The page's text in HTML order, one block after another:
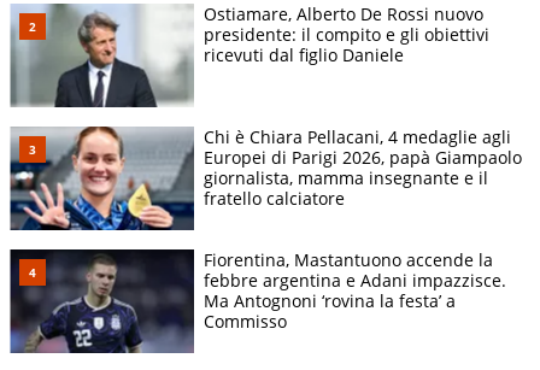
Ostiamare, Alberto De Rossi nuovo
presidente: il compito e gli obiettivi
ricevuti dal figlio Daniele
Chi è Chiara Pellacani, 4 medaglie agli
Europei di Parigi 2026, papà Giampaolo
giornalista, mamma insegnante e il
fratello calciatore
Fiorentina, Mastantuono accende la
febbre argentina e Adani impazzisce.
Ma Antognoni ‘rovina la festa’ a
Commisso